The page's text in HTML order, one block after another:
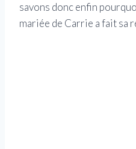
savons donc enfin
mariée de Carrie a fait sa